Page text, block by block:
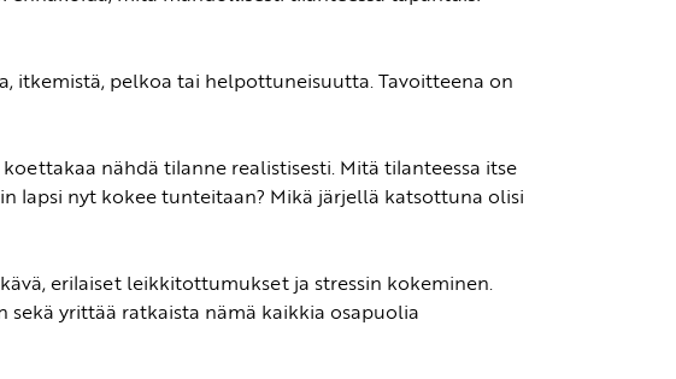
itkemistä, pelkoa tai helpottuneisuutta. Tavoitteena on
nähdä tilanne realistisesti. Mitä tilanteessa itse
lapsi nyt kokee tunteitaan? Mikä järjellä katsottuna olisi
erilaiset leikkitottumukset ja stressin kokeminen.
yrittää ratkaista nämä kaikkia osapuolia